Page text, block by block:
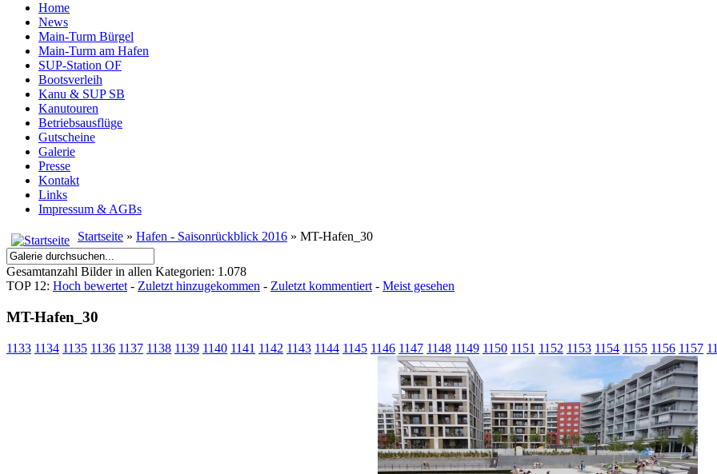
Home
News
Main-Turm Bürgel
Main-Turm am Hafen
SUP-Station OF
Bootsverleih
Kanu & SUP SB
Kanutouren
Betriebsausflüge
Gutscheine
Galerie
Presse
Kontakt
Links
Impressum & AGBs
Startseite » Hafen - Saisonrückblick 2016 » MT-Hafen_30
Gesamtanzahl Bilder in allen Kategorien: 1.078
TOP 12: Hoch bewertet - Zuletzt hinzugekommen - Zuletzt kommentiert - Meist gesehen
MT-Hafen_30
1133 1134 1135 1136 1137 1138 1139 1140 1141 1142 1143 1144 1145 1146 1147 1148 1149 1150 1151 1152 1153 1154 1155 1156 1157